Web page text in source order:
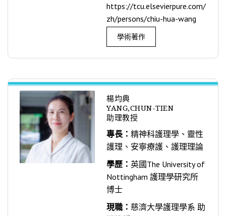
https://tcu.elsevierpure.com/
zh/persons/chiu-hua-wang
學術著作
楊均典
YANG,CHUN-TIEN
助理教授
專長： 精神科護理學、靈性
護理、安寧療護、護理理論
學歷： 英國The University of
Nottingham 護理學研究所
博士
現職： 慈濟大學護理學系 助